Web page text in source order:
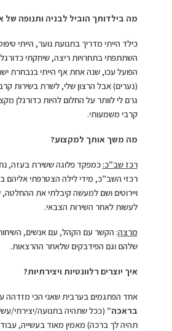
מה בילדותך הוביל לבניה ותנופה של
כילד הייתי מדריך בתנועת נוער, הייתי
השתתפתי בתחרויות ריצה, שיחקתי
הפועל עכו, שנה אחת אף הייתי בנבחרת
(נערים) אבל הרצון שלי, לשרת בשירות
גרם לי לוותר על החלום להיות כדורגלן
קרבי משמעותי.
מה משך אותך למקצוע?
רכז שב”כ:כמפקד פלוגה ששירת בעזה,
רכזי השב”כ, מידי לילה הצטרפתי אליהם
ויירוטים ושם למעשה קיבלתי את
לעשות לאחר השירות הצבאי.
מרצה: הקשר עם הקהל, עם אנשים,
שלהם וגם הפידבקים שלאחר ההרצאות.
איך יוצרים רלוונטיות ויצירתיות?
אחד הפתגמים בערבית שאני הכי מזדהה
בראכה” (ככל שתהיה בתנועה/יצירתי/
תהיה לך ברכה) מאמין מאוד בעשייה,